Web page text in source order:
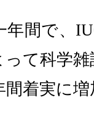
間で、
って科学
間着実に増